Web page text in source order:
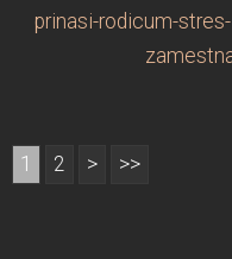
prinasi-rodicum-
1 2 > >>